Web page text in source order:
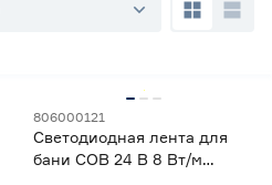
2
806000121
Светодиодная лента для
бани COB 24 В 8 Вт/м